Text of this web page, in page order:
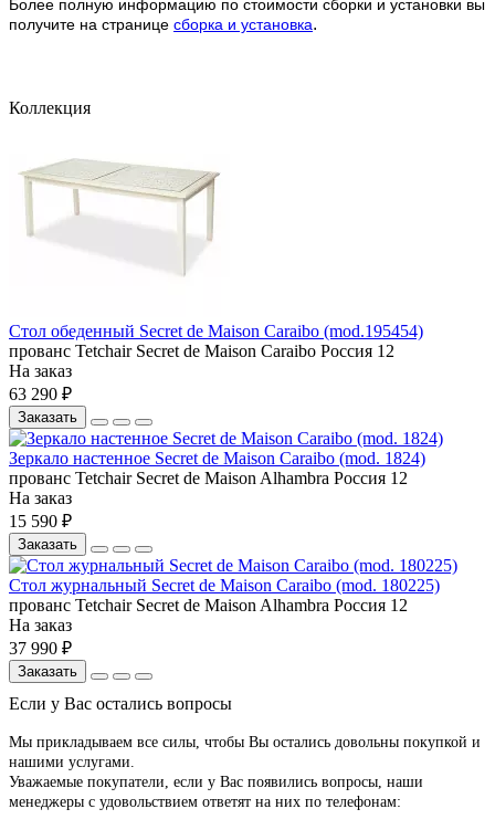
Более полную информацию по стоимости сборки и установки вы
получите на странице сборка и установка.
Коллекция
Стол обеденный Secret de Maison Caraibo (mod.195454)
прованс Tetchair Secret de Maison Caraibo Россия 12
На заказ
63 290 ₽
Заказать
Зеркало настенное Secret de Maison Caraibo (mod. 1824)
прованс Tetchair Secret de Maison Alhambra Россия 12
На заказ
15 590 ₽
Заказать
Стол журнальный Secret de Maison Caraibo (mod. 180225)
прованс Tetchair Secret de Maison Alhambra Россия 12
На заказ
37 990 ₽
Заказать
Если у Вас остались вопросы
Мы прикладываем все силы, чтобы Вы остались довольны покупкой и
нашими услугами.
Уважаемые покупатели, если у Вас появились вопросы, наши
менеджеры с удовольствием ответят на них по телефонам: